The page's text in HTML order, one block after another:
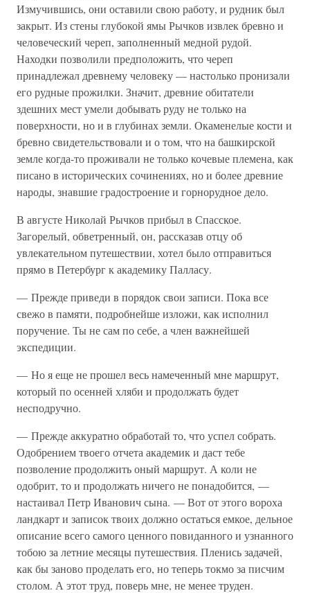
Измучившись, они оставили свою работу, и рудник был
закрыт. Из стены глубокой ямы Рычков извлек бревно и
человеческий череп, заполненный медной рудой.
Находки позволили предположить, что череп
принадлежал древнему человеку — настолько пронизали
его рудные прожилки. Значит, древние обитатели
здешних мест умели добывать руду не только на
поверхности, но и в глубинах земли. Окаменелые кости и
бревно свидетельствовали и о том, что на башкирской
земле когда-то проживали не только кочевые племена, как
писано в исторических сочинениях, но и более древние
народы, знавшие градостроение и горнорудное дело.
В августе Николай Рычков прибыл в Спасское.
Загорелый, обветренный, он, рассказав отцу об
увлекательном путешествии, хотел было отправиться
прямо в Петербург к академику Палласу.
— Прежде приведи в порядок свои записи. Пока все
свежо в памяти, подробнейше изложи, как исполнил
поручение. Ты не сам по себе, а член важнейшей
экспедиции.
— Но я еще не прошел весь намеченный мне маршрут,
который по осенней хляби и продолжать будет
несподручно.
— Прежде аккуратно обработай то, что успел собрать.
Одобрением твоего отчета академик и даст тебе
позволение продолжить оный маршрут. А коли не
одобрит, то и продолжать ничего не понадобится, —
настаивал Петр Иванович сына. — Вот от этого вороха
ландкарт и записок твоих должно остаться емкое, дельное
описание всего самого ценного повиданного и узнанного
тобою за летние месяцы путешествия. Пленись задачей,
как бы заново проделать его, но теперь токмо за писчим
столом. А этот труд, поверь мне, не менее труден.